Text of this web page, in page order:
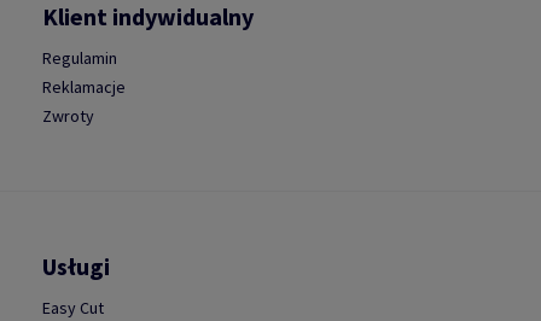
Klient indywidualny
Regulamin
Reklamacje
Zwroty
Usługi
Easy Cut